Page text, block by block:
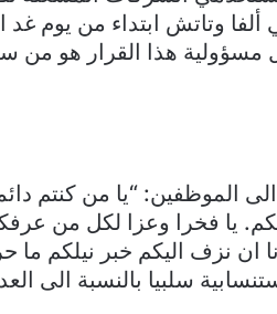
وتاتش ابتداء من يوم غد
مسؤولية هذا القرار هو
الى الموظفين: “يا من كنتم
يا فخرا وعزا لكل من
ان نزف اليكم خبر نيلكم
سلبيا بالنسبة الى